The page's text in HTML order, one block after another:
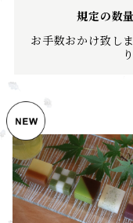
規定の数
お手数おかけ致し